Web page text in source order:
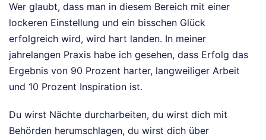
Wer glaubt, dass man in diesem Bereich mit einer
lockeren Einstellung und ein bisschen Glück
erfolgreich wird, wird hart landen. In meiner
jahrelangen Praxis habe ich gesehen, dass Erfolg das
Ergebnis von 90 Prozent harter, langweiliger Arbeit
und 10 Prozent Inspiration ist.
Du wirst Nächte durcharbeiten, du wirst dich mit
Behörden herumschlagen, du wirst dich über